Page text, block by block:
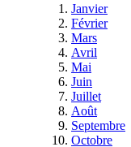
Janvier
Février
Mars
Avril
Mai
Juin
Juillet
Août
Septembre
Octobre